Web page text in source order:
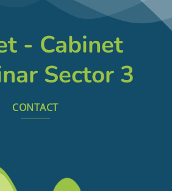
- Cabinet
Sector 3
CONTACT